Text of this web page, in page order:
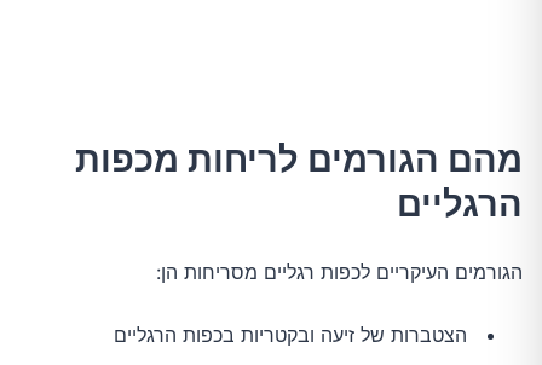
מהם הגורמים לריחות מכפות
הרגליים
הגורמים העיקריים לכפות רגליים מסריחות הן:
הצטברות של זיעה ובקטריות בכפות הרגליים